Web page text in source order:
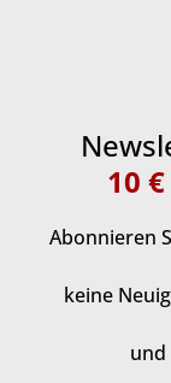
10
Abonnieren
keine
und